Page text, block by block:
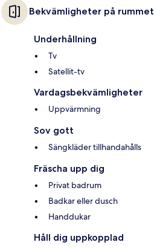
Bekvämligheter på rummet
Underhållning
Tv
Satellit-tv
Vardagsbekvämligheter
Uppvärmning
Sov gott
Sängkläder tillhandahålls
Fräscha upp dig
Privat badrum
Badkar eller dusch
Handdukar
Håll dig uppkopplad